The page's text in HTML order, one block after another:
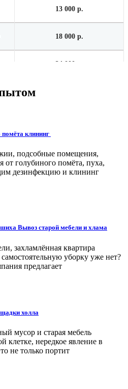
13 000 р.
18 000 р.
24 000 р.
куб с погрузкой
погрузкой 6 куб
обоев
16 000 р.
клининг
подсобные помещения,
от голубиного помёта, пуха,
дезинфекцию и клининг
Вывоз старой мебели и хлама
захламлённая квартира
уборку уже нет?
предлагает
холла
мусор и старая мебель
клетке, нередкое явление в
не только портит